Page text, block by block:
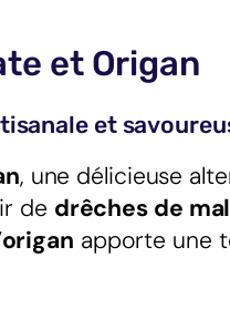
et Origan
et
, une délicieuse
de drêches de
origan apporte une